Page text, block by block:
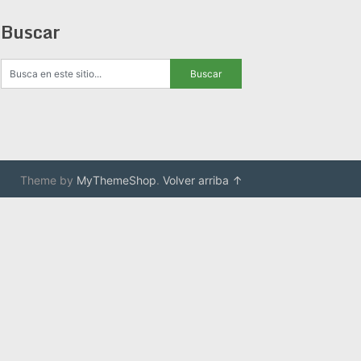
Buscar
Theme by MyThemeShop. Volver arriba ↑